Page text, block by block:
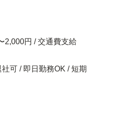
2,000円 / 交通費支給
可 / 即日勤務OK / 短期